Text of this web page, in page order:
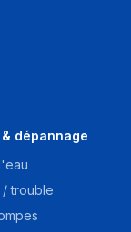
dépannage
/ trouble